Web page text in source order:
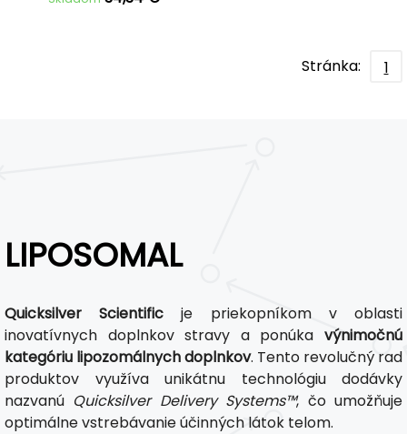
Stránka: 1
LIPOSOMAL
Quicksilver Scientific je priekopníkom v oblasti
inovatívnych doplnkov stravy a ponúka výnimočnú
kategóriu lipozomálnych doplnkov. Tento revolučný rad
produktov využíva unikátnu technológiu dodávky
nazvanú Quicksilver Delivery Systems™, čo umožňuje
optimálne vstrebávanie účinných látok telom.